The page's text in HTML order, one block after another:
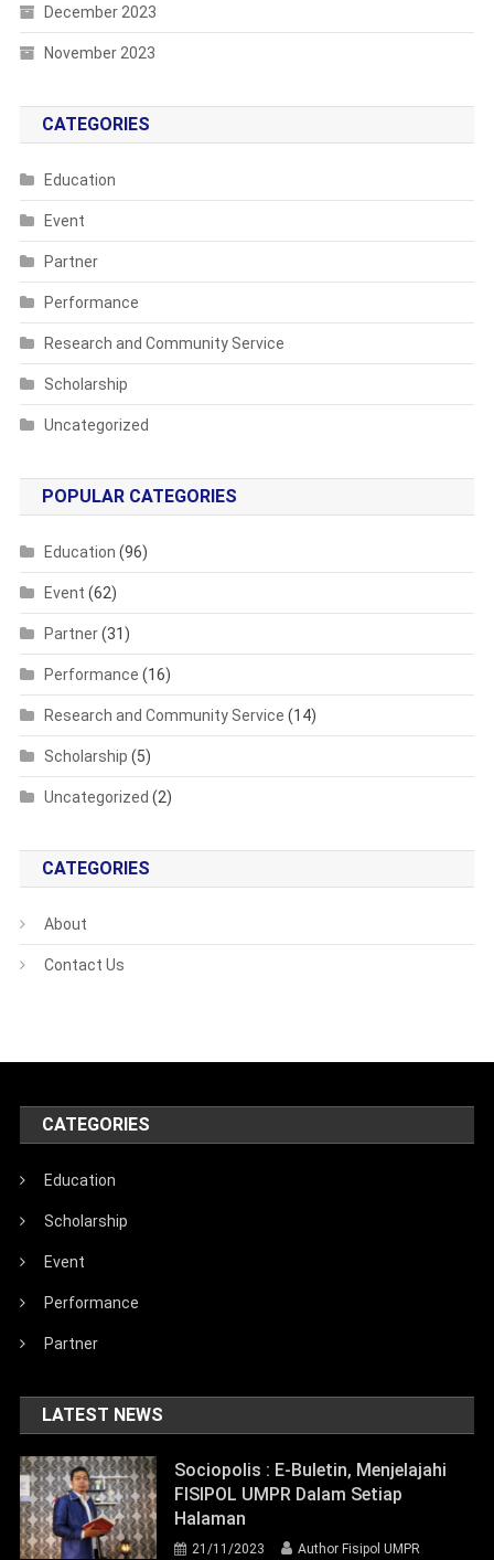
December 2023
November 2023
CATEGORIES
Education
Event
Partner
Performance
Research and Community Service
Scholarship
Uncategorized
POPULAR CATEGORIES
Education (96)
Event (62)
Partner(31)
Performance (16)
Research and Community Service (14)
Scholarship (5)
Uncategorized (2)
CATEGORIES
About
Contact Us
CATEGORIES
Education
Scholarship
Event
Performance
Partner
LATEST NEWS
Sociopolis : E-Buletin, Menjelajahi
FISIPOL UMPR Dalam Setiap
Halaman
21/11/2023 Author Fisipol UMPR